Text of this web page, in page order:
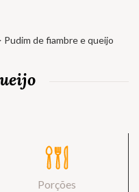
Pudim de fiambre e queijo
Porções